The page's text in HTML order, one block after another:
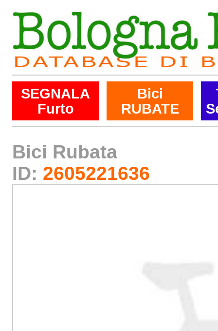
SEGNALA
Furto
Bici
RUBATE
Bici Rubata
ID: 2605221636